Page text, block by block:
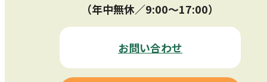
（年中無休／9:00〜17:00）
お問い合わせ